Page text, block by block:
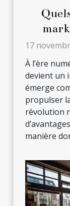
17
À l’ère
devient un
émerge
propulser
révolution
manière